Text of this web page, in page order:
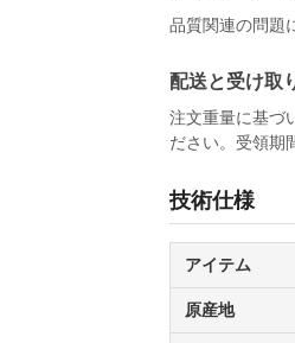
品質関連の問題
配送と受け取
注文重量に基づ
ださい。受領期
技術仕様
アイテム
原産地